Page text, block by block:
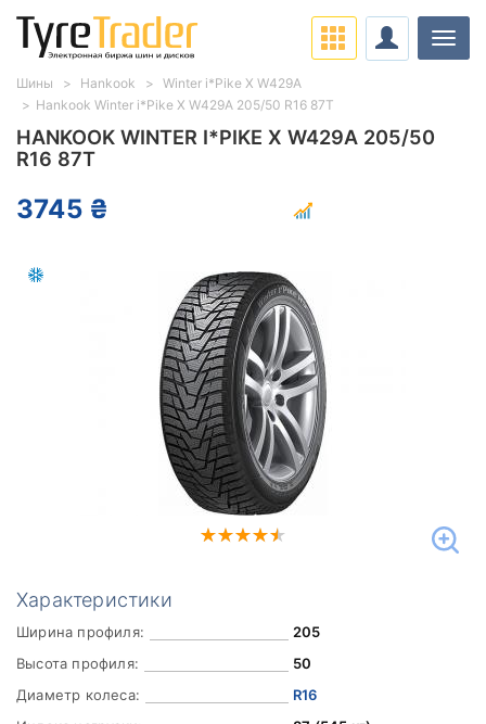
HANKOOK WINTER I*PIKE X W429A 205/50
R16 87T
3745 ₴
Характеристики
Ширина профиля:
205
Высота профиля:
50
Диаметр колеса:
R16
Шины Hankook
Winter i*Pike X W429A
Hankook Winter i*Pike X W429A 205/50 R16 87T